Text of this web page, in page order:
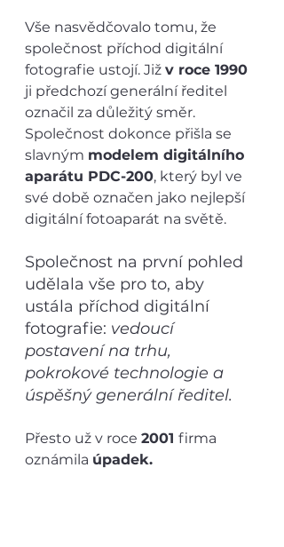
Vše nasvědčovalo tomu, že
společnost příchod digitální
fotografie ustojí. Již v roce 1990
ji předchozí generální ředitel
označil za důležitý směr.
Společnost dokonce přišla se
slavným modelem digitálního
aparátu PDC-200, který byl ve
své době označen jako nejlepší
digitální fotoaparát na světě.
Společnost na první pohled
udělala vše pro to, aby
ustála příchod digitální
fotografie: vedoucí
postavení na trhu,
pokrokové technologie a
úspěšný generální ředitel.
Přesto už v roce 2001 firma
oznámila úpadek.